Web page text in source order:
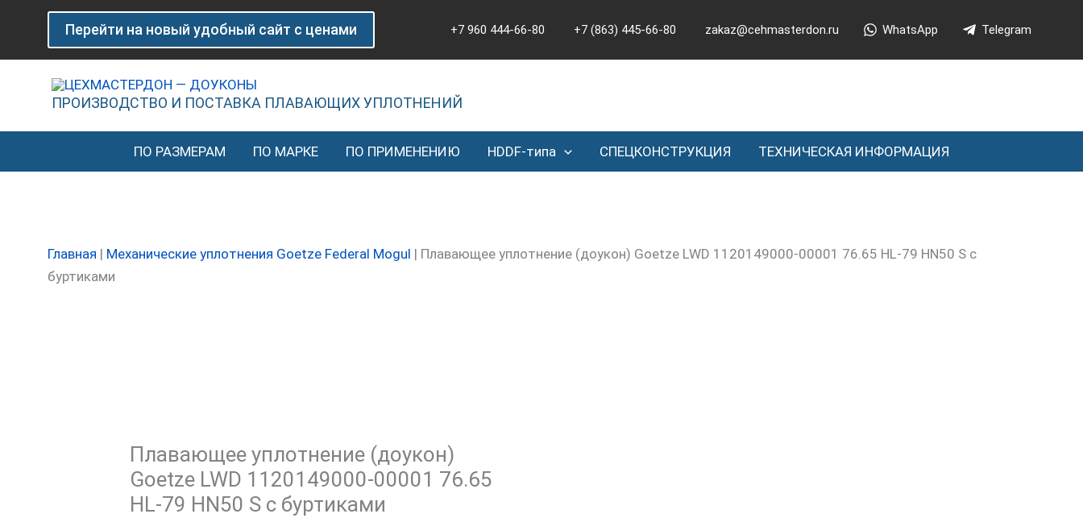
Перейти
содержимому
Перейти на новый удобный сайт с ценами +7 960 444-66-80 +7 (863) 445-66-80 zakaz@cehmasterdon.ru WhatsApp Telegram
ПРОИЗВОДСТВО И ПОСТАВКА ПЛАВАЮЩИХ УПЛОТНЕНИЙ
ПО РАЗМЕРАМ ПО МАРКЕ ПО ПРИМЕНЕНИЮ HDDF-типа СПЕЦКОНСТРУКЦИЯ ТЕХНИЧЕСКАЯ ИНФОРМАЦИЯ
Главная | Механические уплотнения Goetze Federal Mogul | Плавающее уплотнение (доукон) Goetze LWD 1120149000-00001 76.65 HL-79 HN50 S с
буртиками
Плавающее уплотнение (доукон)
Goetze LWD 1120149000-00001 76.65
HL-79 HN50 S с буртиками
Количество
товара
Плавающее
уплотнение
(доукон)
LWD
1120149000-
79